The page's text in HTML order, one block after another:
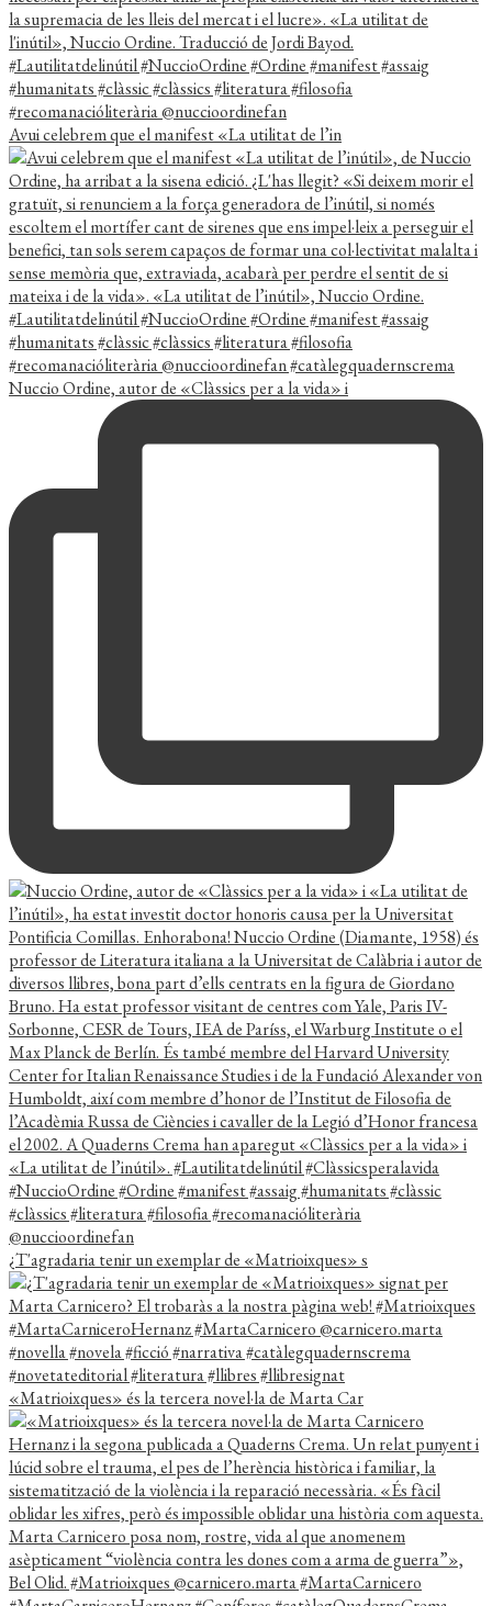
Avui celebrem que el manifest «La utilitat de l’in
Nuccio Ordine, autor de «Clàssics per a la vida» i
¿T'agradaria tenir un exemplar de «Matrioixques» s
«Matrioixques» és la tercera novel·la de Marta Car